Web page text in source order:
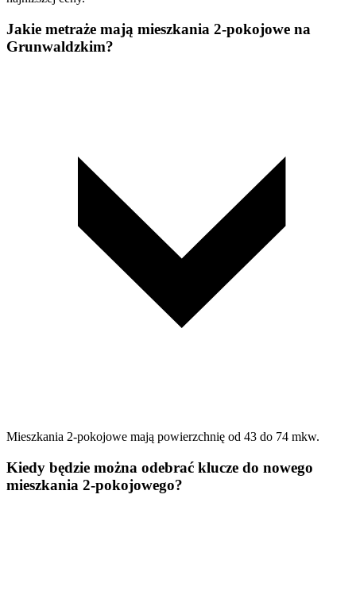
Jakie metraże mają mieszkania 2-pokojowe na
Grunwaldzkim?
Mieszkania 2-pokojowe mają powierzchnię od 43 do 74 mkw.
Kiedy będzie można odebrać klucze do nowego
mieszkania 2-pokojowego?